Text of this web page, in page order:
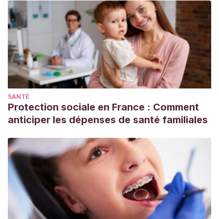
Scatena, C. (2012).
Efeito erosivo de medicamentos
pediátricos de uso prolongado no esmalte de dentes
decíduos
(Doctoral dissertation, Universidade de São
Paulo).
Seguí Garrigós, L. (2017). Manejo de inhaladores:
conocimientos y cuidados de Enfermería.
Hejazi, M. E., Shafiifar, A., Mashayekhi, S., & Sattari, M.
(2016). Evaluation of proper usage of glucocorticosteroid
inhalers and their adverse effects in asthmatic
Carhuamaca-Salvador, M., de la Cruz, J. B., Chávez-
Rimache, L., & Chumpitaz-Cerrate, V. (2019). Riesgo de
caries dental en pacientes pediátricos asmáticos en
tratamiento con la terapia inhalatoria de salbutamol y
budesonida, Perú.Revista de la Facultad de Ciencias
Médicas de Córdoba,76 (4), 222-226.
SANTÉ
Protection sociale en France : Comment
anticiper les dépenses de santé familiales